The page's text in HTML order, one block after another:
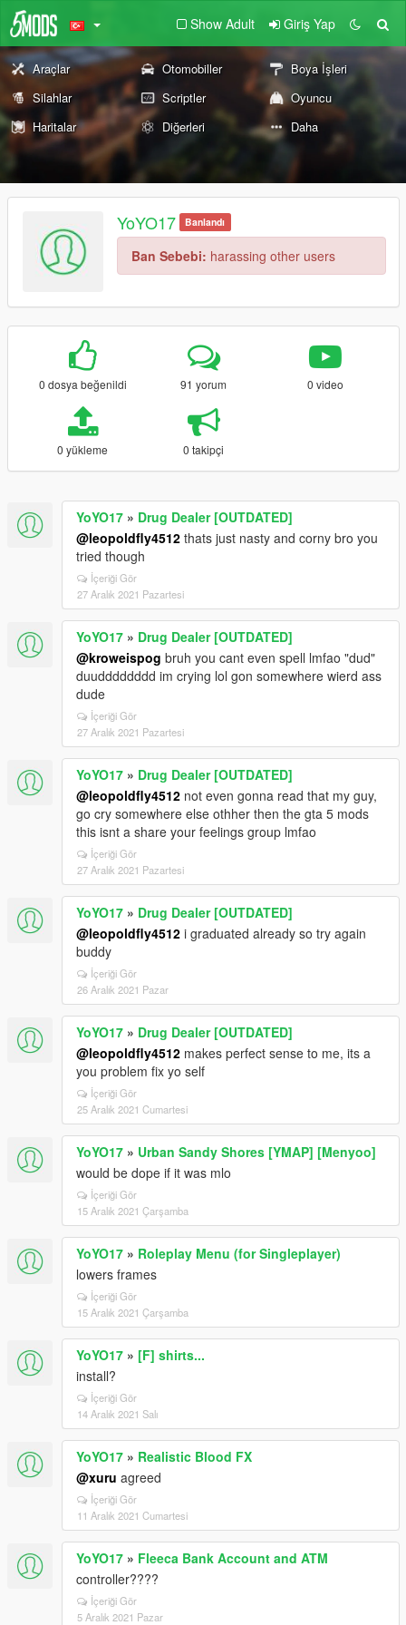
Show Adult Giriş Yap
Araçlar Otomobiller
Boya İşleri
Silahlar
Scriptler
Oyuncu
Haritalar
Diğerleri Daha
YoYO17 Banlandı
Ban Sebebi: harassing other users
0 dosya beğenildi 91 yorum 0 video
0 yükleme 0 takipçi
YoYO17 » Drug Dealer [OUTDATED]
@leopoldfly4512 thats just nasty and corny bro you
tried though
İçeriği Gör
27 Aralık 2021 Pazartesi
YoYO17 » Drug Dealer [OUTDATED]
@kroweispog bruh you cant even spell lmfao "dud"
duudddddddd im crying lol gon somewhere wierd ass
dude
İçeriği Gör
27 Aralık 2021 Pazartesi
YoYO17 » Drug Dealer [OUTDATED]
@leopoldfly4512 not even gonna read that my guy,
go cry somewhere else othher then the gta 5 mods
this isnt a share your feelings group lmfao
İçeriği Gör
27 Aralık 2021 Pazartesi
YoYO17 » Drug Dealer [OUTDATED]
@leopoldfly4512 i graduated already so try again
buddy
İçeriği Gör
26 Aralık 2021 Pazar
YoYO17 » Drug Dealer [OUTDATED]
@leopoldfly4512 makes perfect sense to me, its a
you problem fix yo self
İçeriği Gör
25 Aralık 2021 Cumartesi
YoYO17 » Urban Sandy Shores [YMAP] [Menyoo]
would be dope if it was mlo
İçeriği Gör
15 Aralık 2021 Çarşamba
YoYO17 » Roleplay Menu (for Singleplayer)
lowers frames
İçeriği Gör
15 Aralık 2021 Çarşamba
YoYO17 » [F] shirts...
install?
İçeriği Gör
14 Aralık 2021 Salı
YoYO17 » Realistic Blood FX
@xuru agreed
İçeriği Gör
11 Aralık 2021 Cumartesi
YoYO17 » Fleeca Bank Account and ATM
controller????
İçeriği Gör
5 Aralık 2021 Pazar